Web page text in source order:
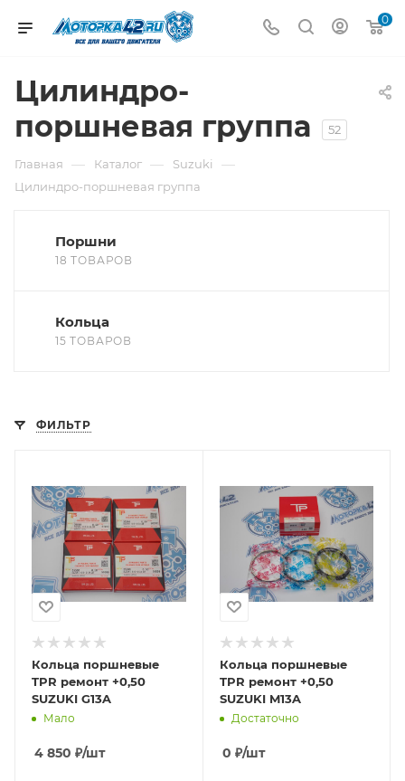
0
Цилиндро-
поршневая группа
52
Главная — Каталог — Suzuki —
Цилиндро-поршневая группа
Поршни
18 ТОВАРОВ
Кольца
15 ТОВАРОВ
ФИЛЬТР
Кольца поршневые
TPR ремонт +0,50
SUZUKI G13A
Мало
4 850 ₽/шт
Кольца поршневые
TPR ремонт +0,50
SUZUKI M13A
Достаточно
0 ₽/шт